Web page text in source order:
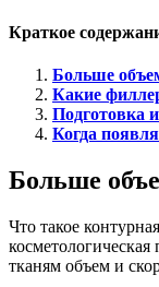
Краткое
Больше
Какие
Подготовка
Когда
Больше
Что такое
косметологическая
тканям объем и